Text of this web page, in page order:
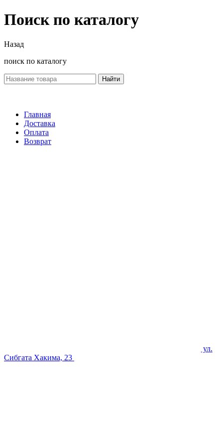
Поиск по каталогу
Назад
поиск по каталогу
Найти
Главная
Доставка
Оплата
Возврат
ул.
Сибгата Хакима, 23